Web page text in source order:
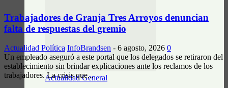
Actualidad General
Trabajadores de Granja Tres Arroyos denuncian
falta de respuestas del gremio
Actualidad Política InfoBrandsen - 6 agosto, 2026 0
Un empleado aseguró a este portal que los delegados se retiraron del
establecimiento sin brindar explicaciones ante los reclamos de los
trabajadores. La crisis que...